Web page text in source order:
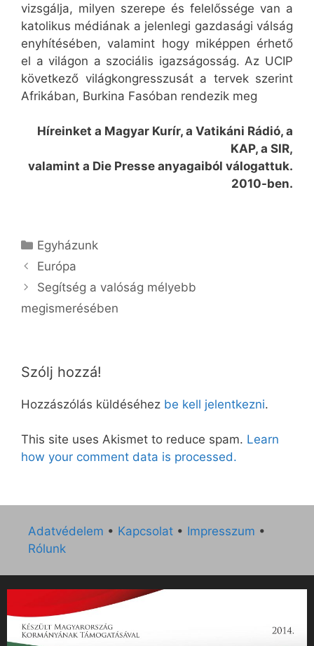
vizsgálja, milyen szerepe és felelőssége van a
katolikus médiának a jelenlegi gazdasági válság
enyhítésében, valamint hogy miképpen érhető
el a világon a szociális igazságosság. Az UCIP
következő világkongresszusát a tervek szerint
Afrikában, Burkina Fasóban rendezik meg
Híreinket a Magyar Kurír, a Vatikáni Rádió, a
KAP, a SIR,
valamint a Die Presse anyagaiból válogattuk.
2010-ben.
Kategória
Egyházunk
Európa
Segítség a valóság mélyebb
megismerésében
Szólj hozzá!
Hozzászólás küldéséhez be kell jelentkezni.
This site uses Akismet to reduce spam. Learn
how your comment data is processed.
Adatvédelem • Kapcsolat • Impresszum •
Rólunk